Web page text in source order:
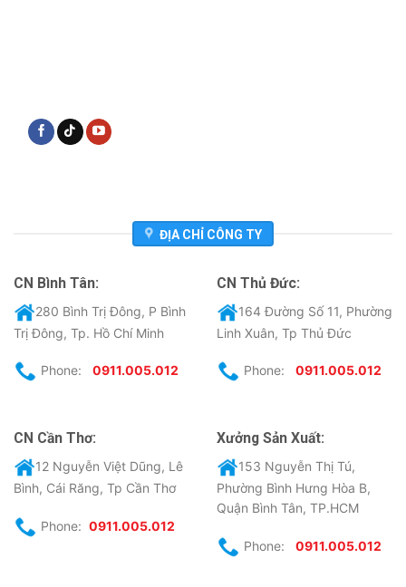
ĐỊA CHỈ CÔNG TY
CN Bình Tân:
280 Bình Trị Đông, P Bình
Trị Đông, Tp. Hồ Chí Minh
Phone: 0911.005.012
CN Thủ Đức:
164 Đường Số 11, Phường
Linh Xuân, Tp Thủ Đức
Phone: 0911.005.012
CN Cần Thơ:
12 Nguyễn Việt Dũng, Lê
Bình, Cái Răng, Tp Cần Thơ
Phone: 0911.005.012
Xưởng Sản Xuất:
153 Nguyễn Thị Tú,
Phường Bình Hưng Hòa B,
Quận Bình Tân, TP.HCM
Phone: 0911.005.012